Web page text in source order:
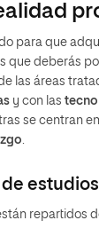
para que
que deberás
las áreas
y con las
se centran
.
estudios
repartidos